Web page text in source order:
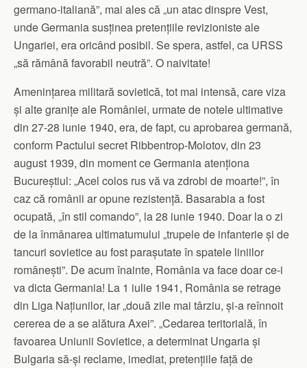
germano-italiană”, mai ales că „un atac dinspre Vest,
unde Germania susținea pretențiile revizioniste ale
Ungariei, era oricând posibil. Se spera, astfel, ca URSS
„să rămână favorabil neutră”. O naivitate!
Amenințarea militară sovietică, tot mai intensă, care viza
și alte granițe ale României, urmate de notele ultimative
din 27-28 iunie 1940, era, de fapt, cu aprobarea germană,
conform Pactului secret Ribbentrop-Molotov, din 23
august 1939, din moment ce Germania atenționa
Bucureștiul: „Acel colos rus vă va zdrobi de moarte!”, în
caz că românii ar opune rezistență. Basarabia a fost
ocupată, „în stil comando”, la 28 iunie 1940. Doar la o zi
de la înmânarea ultimatumului „trupele de infanterie și de
tancuri sovietice au fost parașutate în spatele liniilor
românești”. De acum înainte, România va face doar ce-i
va dicta Germania! La 1 iulie 1941, România se retrage
din Liga Națiunilor, iar „două zile mai târziu, și-a reînnoit
cererea de a se alătura Axei”. „Cedarea teritorială, în
favoarea Uniunii Sovietice, a determinat Ungaria și
Bulgaria să-și reclame, imediat, pretențiile față de